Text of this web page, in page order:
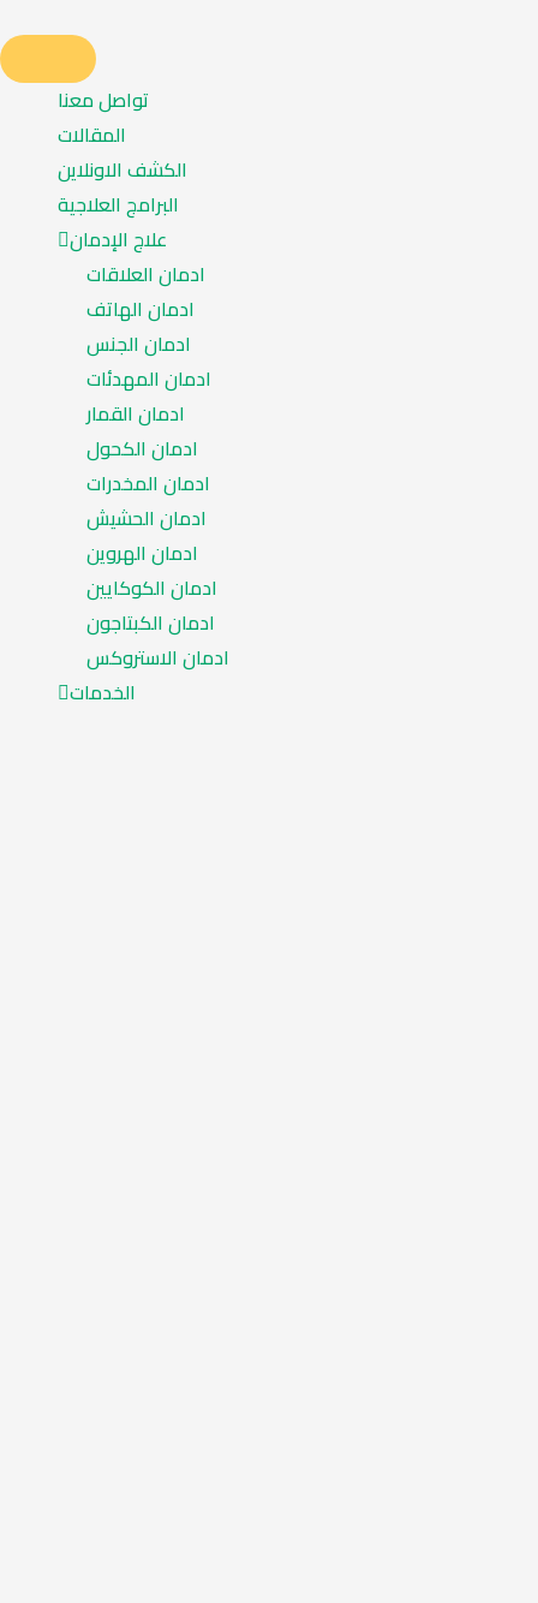
تواصل معنا
المقالات
الكشف الاونلاين
البرامج العلاجية
علاج الإدمان
ادمان العلاقات
ادمان الهاتف
ادمان الجنس
ادمان المهدئات
ادمان القمار
ادمان الكحول
ادمان المخدرات
ادمان الحشيش
ادمان الهروين
ادمان الكوكايين
ادمان الكبتاجون
ادمان الاستروكس
الخدمات